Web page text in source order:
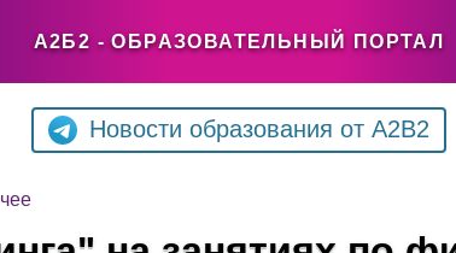
А2Б2 - ОБРАЗОВАТЕЛЬНЫЙ ПОРТАЛ
Новости образования от A2B2